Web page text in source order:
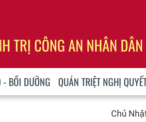
BỒI DƯỠNG QUÁN TRIỆT NGHỊ
Chủ